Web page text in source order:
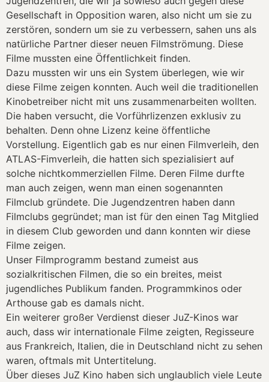
Gesellschaft in Opposition waren, also nicht um sie zu
zerstören, sondern um sie zu verbessern, sahen uns als
natürliche Partner dieser neuen Filmströmung. Diese
Filme mussten eine Öffentlichkeit finden.
Dazu mussten wir uns ein System überlegen, wie wir
diese Filme zeigen konnten. Auch weil die traditionellen
Kinobetreiber nicht mit uns zusammenarbeiten wollten.
Die haben versucht, die Vorführlizenzen exklusiv zu
behalten. Denn ohne Lizenz keine öffentliche
Vorstellung. Eigentlich gab es nur einen Filmverleih, den
ATLAS-Fimverleih, die hatten sich spezialisiert auf
solche nichtkommerziellen Filme. Deren Filme durfte
man auch zeigen, wenn man einen sogenannten
Filmclub gründete. Die Jugendzentren haben dann
Filmclubs gegründet; man ist für den einen Tag Mitglied
in diesem Club geworden und dann konnten wir diese
Filme zeigen.
Unser Filmprogramm bestand zumeist aus
sozialkritischen Filmen, die so ein breites, meist
jugendliches Publikum fanden. Programmkinos oder
Arthouse gab es damals nicht.
Ein weiterer großer Verdienst dieser JuZ-Kinos war
auch, dass wir internationale Filme zeigten, Regisseure
aus Frankreich, Italien, die in Deutschland nicht zu sehen
waren, oftmals mit Untertitelung.
Über dieses JuZ Kino haben sich unglaublich viele Leute